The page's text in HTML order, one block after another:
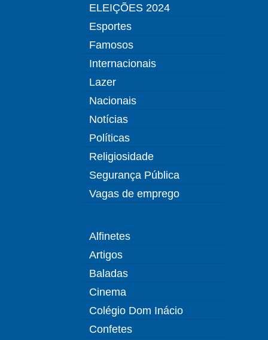
ELEIÇÕES 2024
Esportes
Famosos
Internacionais
Lazer
Nacionais
Notícias
Políticas
Religiosidade
Segurança Pública
Vagas de emprego
Alfinetes
Artigos
Baladas
Cinema
Colégio Dom Inácio
Confetes